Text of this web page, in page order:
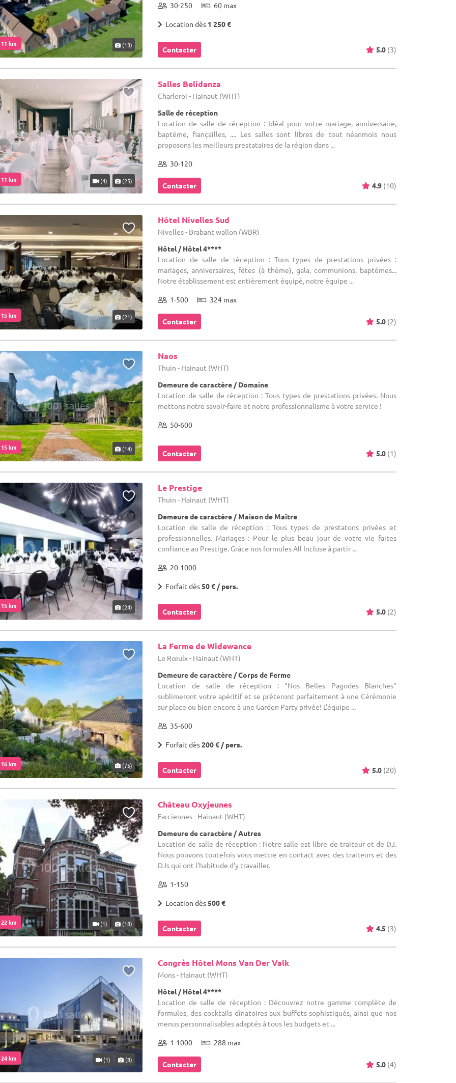
km (13)
30-250 60 max
Location dès 1 250 €
Contacter 5.0 (3)
km (4) (25)
Salles Belidanza
Charleroi - Hainaut (WHT)
Salle de réception
Location de salle de réception : Idéal pour votre mariage, anniversaire,
baptême, fiançailles, .... Les salles sont libres de tout néanmois nous
proposons les meilleurs prestataires de la région dans ...
30-120
Contacter 4.9 (10)
km (21)
Hôtel Nivelles Sud
Nivelles - Brabant wallon (WBR)
Hôtel / Hôtel 4****
Location de salle de réception : Tous types de prestations privées :
mariages, anniversaires, fêtes (à thème), gala, communions, baptêmes...
Notre établissement est entièrement équipé, notre équipe ...
1-500 324 max
Contacter 5.0 (2)
km (14)
Naos
Thuin - Hainaut (WHT)
Demeure de caractère / Domaine
Location de salle de réception : Tous types de prestations privées. Nous
mettons notre savoir-faire et notre professionnalisme à votre service !
50-600
Contacter 5.0 (1)
km (24)
Le Prestige
Thuin - Hainaut (WHT)
Demeure de caractère / Maison de Maître
Location de salle de réception : Tous types de prestatons privées et
professionnelles. Mariages : Pour le plus beau jour de votre vie faites
confiance au Prestige. Grâce nos formules All Incluse à partir ...
20-1000
Forfait dès50 € / pers.
Contacter 5.0 (2)
km (75)
La Ferme de Widewance
Le Rœulx - Hainaut (WHT)
Demeure de caractère / Corps de Ferme
Location de salle de réception : "Nos Belles Pagodes Blanches"
sublimeront votre apéritif et se prêteront parfaitement à une Cérémonie
sur place ou bien encore à une Garden Party privée! L’équipe ...
35-600
Forfait dès200 € / pers.
Contacter 5.0 (20)
km (1) (18)
Château Oxyjeunes
Farciennes - Hainaut (WHT)
Demeure de caractère / Autres
Location de salle de réception : Notre salle est libre de traiteur et de DJ.
Nous pouvons toutefois vous mettre en contact avec des traiteurs et des
DJs qui ont l'habitude d'y travailler.
1-150
Location dès500 €
Contacter 4.5 (3)
km (1) (8)
Congrès Hôtel Mons Van Der Valk
Mons - Hainaut (WHT)
Hôtel / Hôtel 4****
Location de salle de réception : Découvrez notre gamme complète de
formules, des cocktails dînatoires aux buffets sophistiqués, ainsi que nos
menus personnalisables adaptés à tous les budgets et ...
1-1000 288 max
Contacter 5.0 (4)